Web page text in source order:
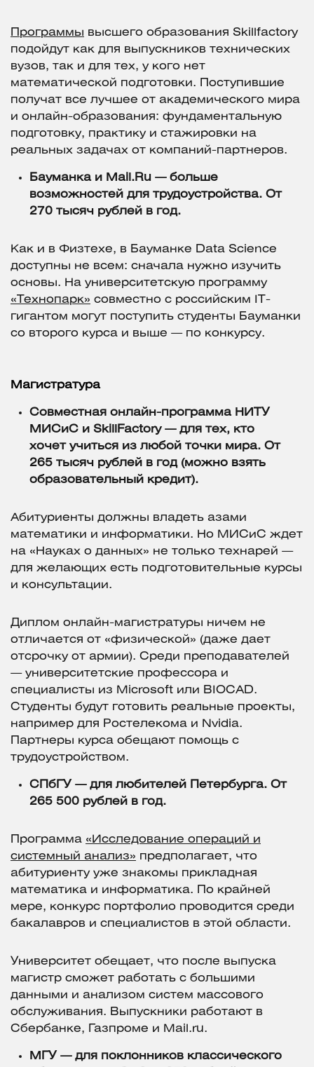
Программы высшего образования Skillfactory
подойдут как для выпускников технических
вузов, так и для тех, у кого нет
математической подготовки. Поступившие
получат все лучшее от академического мира
и онлайн-образования: фундаментальную
подготовку, практику и стажировки на
реальных задачах от компаний-партнеров.
Бауманка и Mail.Ru — больше
возможностей для трудоустройства. От
270 тысяч рублей в год.
Как и в Физтехе, в Бауманке Data Science
доступны не всем: сначала нужно изучить
основы. На университетскую программу
«Технопарк» совместно с российским IT-
гигантом могут поступить студенты Бауманки
со второго курса и выше — по конкурсу.
Магистратура
Совместная онлайн-программа НИТУ
МИСиС и SkillFactory — для тех, кто
хочет учиться из любой точки мира. От
265 тысяч рублей в год (можно взять
образовательный кредит).
Абитуриенты должны владеть азами
математики и информатики. Но МИСиС ждет
на «Науках о данных» не только технарей —
для желающих есть подготовительные курсы
и консультации.
Диплом онлайн-магистратуры ничем не
отличается от «физической» (даже дает
отсрочку от армии). Среди преподавателей
— университетские профессора и
специалисты из Microsoft или BIOCAD.
Студенты будут готовить реальные проекты,
например для Ростелекома и Nvidia.
Партнеры курса обещают помощь с
трудоустройством.
СПбГУ — для любителей Петербурга. От
265 500 рублей в год.
Программа «Исследование операций и
системный анализ» предполагает, что
абитуриенту уже знакомы прикладная
математика и информатика. По крайней
мере, конкурс портфолио проводится среди
бакалавров и специалистов в этой области.
Университет обещает, что после выпуска
магистр сможет работать с большими
данными и анализом систем массового
обслуживания. Выпускники работают в
Сбербанке, Газпроме и Mail.ru.
МГУ — для поклонников классического